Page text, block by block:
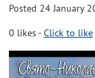
Posted 24 January
0 likes-Click to like